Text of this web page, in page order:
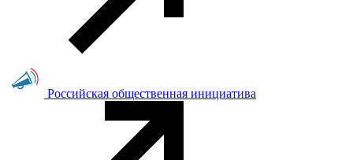
Российская общественная инициатива